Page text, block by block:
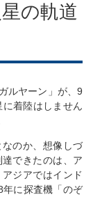
の軌道
ルヤーン」が、9
着陸はしません
のか、想像しづ
できたのは、ア
ジアではインド
に探査機「のぞ